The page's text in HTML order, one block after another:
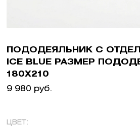
ПОДОДЕЯЛЬНИК С
ICE BLUE РАЗМЕР
180X210
9 980 руб.
ЦВЕТ: